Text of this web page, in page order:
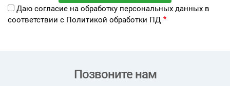
Даю согласие на обработку персональных данных в
соответствии с Политикой обработки ПД
Позвоните нам